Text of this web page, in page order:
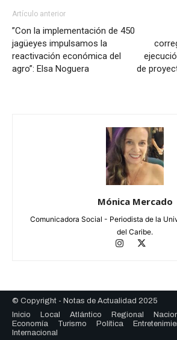
Artículo anterior
”Con la implementación de 450
jagüeyes impulsamos la
reactivación económica del
agro”: Elsa Noguera
de
Mónica Mercado
Comunicadora Social - Periodista de la
del Caribe.
© Copyright - Notas de Actualidad 2025
Inicio
Local Atlántico Regional
Economía
Turismo Política
Internacional